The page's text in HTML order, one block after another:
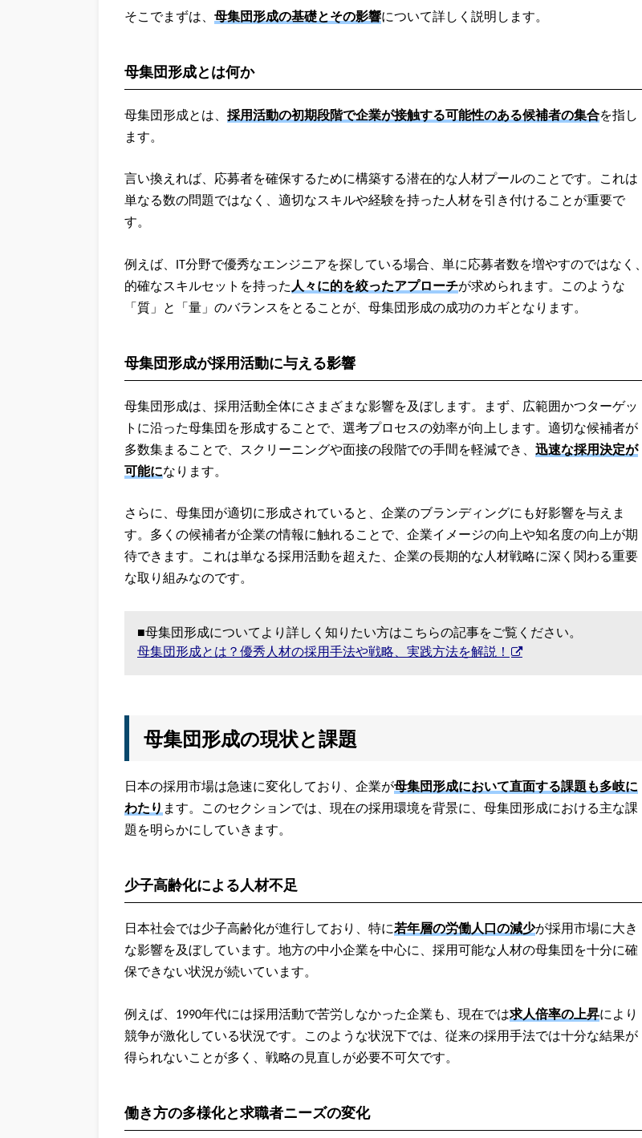
そこでまずは、 母集団形成の基礎とその影響について詳しく説明します。
母集団形成とは何か
母集団形成とは、 採用活動の初期段階で企業が接触する可能性のある候補者の集合を指し
ます。
言い換えれば、応募者を確保するために構築する潜在的な人材プールのことです。これは
単なる数の問題ではなく、適切なスキルや経験を持った人材を引き付けることが重要で
す。
例えば、IT分野で優秀なエンジニアを探している場合、単に応募者数を増やすのではなく、
的確なスキルセットを持った 人々に的を絞ったアプローチが求められます。このような
「質」と「量」のバランスをとることが、母集団形成の成功のカギとなります。
母集団形成が採用活動に与える影響
母集団形成は、採用活動全体にさまざまな影響を及ぼします。まず、広範囲かつターゲッ
トに沿った母集団を形成することで、選考プロセスの効率が向上します。適切な候補者が
多数集まることで、スクリーニングや面接の段階での手間を軽減でき、 迅速な採用決定が
可能になります。
さらに、母集団が適切に形成されていると、企業のブランディングにも好影響を与えま
す。多くの候補者が企業の情報に触れることで、企業イメージの向上や知名度の向上が期
待できます。これは単なる採用活動を超えた、企業の長期的な人材戦略に深く関わる重要
な取り組みなのです。
■母集団形成についてより詳しく知りたい方はこちらの記事をご覧ください。
母集団形成とは？優秀人材の採用手法や戦略、実践方法を解説！
母集団形成の現状と課題
日本の採用市場は急速に変化しており、企業が母集団形成において直面する課題も多岐に
わたり ます。このセクションでは、現在の採用環境を背景に、母集団形成における主な課
題を明らかにしていきます。
少子高齢化による人材不足
日本社会では少子高齢化が進行しており、特に若年層の労働人口の減少が採用市場に大き
な影響を及ぼしています。地方の中小企業を中心に、採用可能な人材の母集団を十分に確
保できない状況が続いています。
例えば、1990年代には採用活動で苦労しなかった企業も、現在では求人倍率の上昇により
競争が激化している状況です。このような状況下では、従来の採用手法では十分な結果が
得られないことが多く、戦略の見直しが必要不可欠です。
働き方の多様化と求職者ニーズの変化